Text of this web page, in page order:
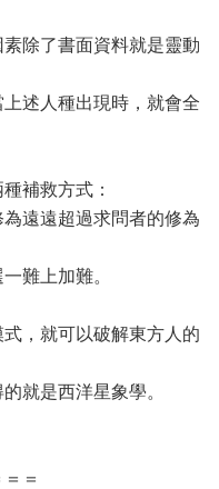
除了書面資料就是靈動
述人種出現時，就會全
補救方式：
遠遠超過求問者的修為
難上加難。
，就可以破解東方人的
就是西洋星象學。
＝